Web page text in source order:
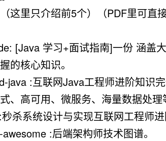
这里只介绍前5个）（PDF里可直
[Java 学习+面试指南]一份 涵盖
的核心知识。
java :互联网Java工程师进阶知识
、高可用、微服务、海量数据处理
杀系统设计与实现互联网工程师进
:后端架构师技术图谱。